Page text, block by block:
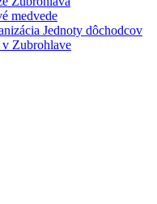
medvede
Jednoty dôchodcov
v Zubrohlave